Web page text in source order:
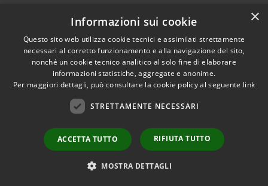
Dichiarazione di accessibilità
Copyright © 2026 • Comune di
Municipium•
Accesso
redazione
×
Informazioni sui cookie
Questo sito web utilizza cookie tecnici e assimilati strettamente
necessari al corretto funzionamento e alla navigazione del sito,
nonché un cookie tecnico analitico al solo fine di elaborare
informazioni statistiche, aggregate e anonime.
Per maggiori dettagli, può consultare la cookie policy al seguente link
STRETTAMENTE NECESSARI
ACCETTA TUTTO RIFIUTA TUTTO
MOSTRA DETTAGLI